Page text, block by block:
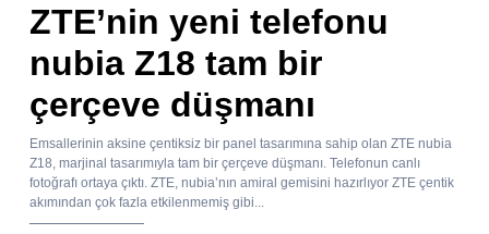
ZTE’nin yeni telefonu
nubia Z18 tam bir
çerçeve düşmanı
Emsallerinin aksine çentiksiz bir panel tasarımına sahip olan ZTE nubia
Z18, marjinal tasarımıyla tam bir çerçeve düşmanı. Telefonun canlı
fotoğrafı ortaya çıktı. ZTE, nubia’nın amiral gemisini hazırlıyor ZTE çentik
akımından çok fazla etkilenmemiş gibi...